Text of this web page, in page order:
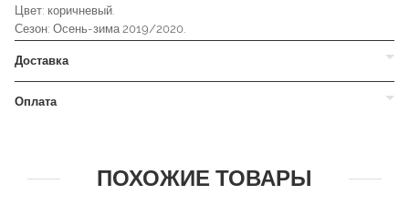
Цвет: коричневый.
Сезон: Осень-зима 2019/2020.
Доставка
Оплата
ПОХОЖИЕ ТОВАРЫ